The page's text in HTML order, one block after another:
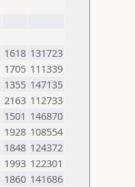
1618 131723
1705 111339
1355 147135
2163 112733
1501 146870
1928 108554
1848 124372
1993 122301
1860 141686